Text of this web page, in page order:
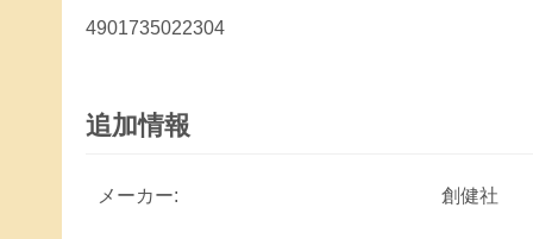
4901735022304
追加情報
メーカー: 創健社